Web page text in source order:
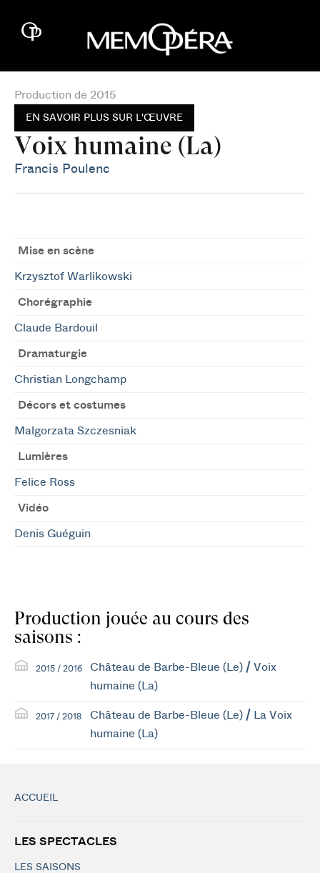
Production de 2015
EN SAVOIR PLUS SUR L'ŒUVRE
Voix humaine (La)
Francis Poulenc
Mise en scène
Krzysztof Warlikowski
Chorégraphie
Claude Bardouil
Dramaturgie
Christian Longchamp
Décors et costumes
Malgorzata Szczesniak
Lumières
Felice Ross
Vidéo
Denis Guéguin
Production jouée au cours des
saisons :
2015 / 2016
Château de Barbe-Bleue (Le) / Voix
humaine (La)
2017 / 2018
Château de Barbe-Bleue (Le) / La Voix
humaine (La)
ACCUEIL
LES SPECTACLES
LES SAISONS